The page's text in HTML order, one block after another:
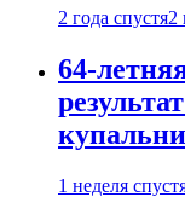
2 года спустя2
64-
1 неделя